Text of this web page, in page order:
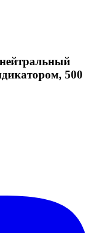
500